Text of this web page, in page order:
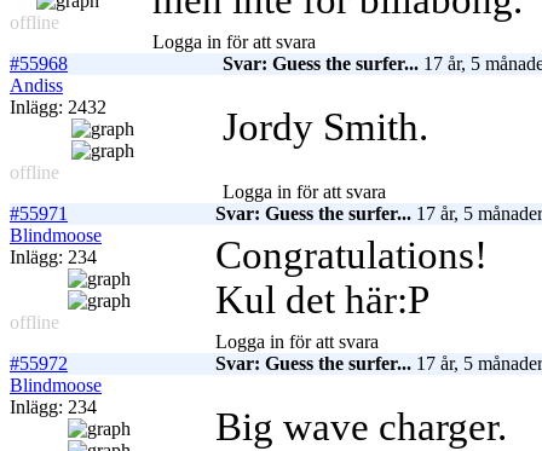
offline
Logga in för att svara
#55968
Svar: Guess the surfer... 17 år, 5
Andiss
Inlägg: 2432
offline
Jordy Smith.
Logga in för att svara
#55971
Svar: Guess the surfer... 17 år, 5
Blindmoose
Inlägg: 234
offline
Congratulations!
Kul det här:P
Logga in för att svara
#55972
Svar: Guess the surfer... 17 år, 5
Blindmoose
Inlägg: 234
Big wave charger.